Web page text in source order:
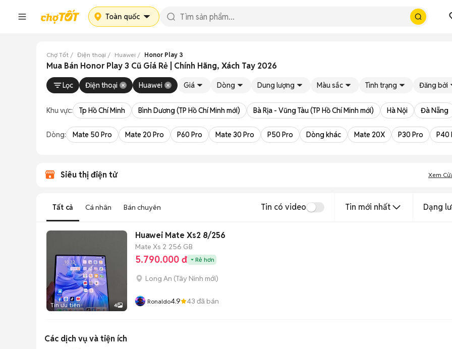
Toàn quốc
Chợ Tốt Điện thoại Huawei Honor Play 3
Mua Bán Honor Play 3 Cũ Giá Rẻ | Chính Hãng, Xách Tay 2026
Lọc Điện thoại Huawei Giá Dòng Dung lượng Màu sắc Tình trạng Đăng bởi
Khu vực: Tp Hồ Chí Minh Bình Dương (TP Hồ Chí Minh mới) Bà Rịa - Vũng Tàu (TP Hồ Chí Minh mới) Hà Nội Đà Nẵng
Dòng: Mate 50 Pro Mate 20 Pro P60 Pro Mate 30 Pro P50 Pro Dòng khác Mate 20X P30 Pro P40
Siêu thị điện tử Xem
Tất cả Cá nhân Bán chuyên Tin có video Tin mới nhất Dạng
Tin ưu tiên 4
Huawei Mate Xs2 8/256
Mate Xs 2 256 GB
5.790.000 đ Rẻ hơn
Long An (Tây Ninh mới)
Ronaldo4.9 43 đã bán
Các dịch vụ và tiện ích